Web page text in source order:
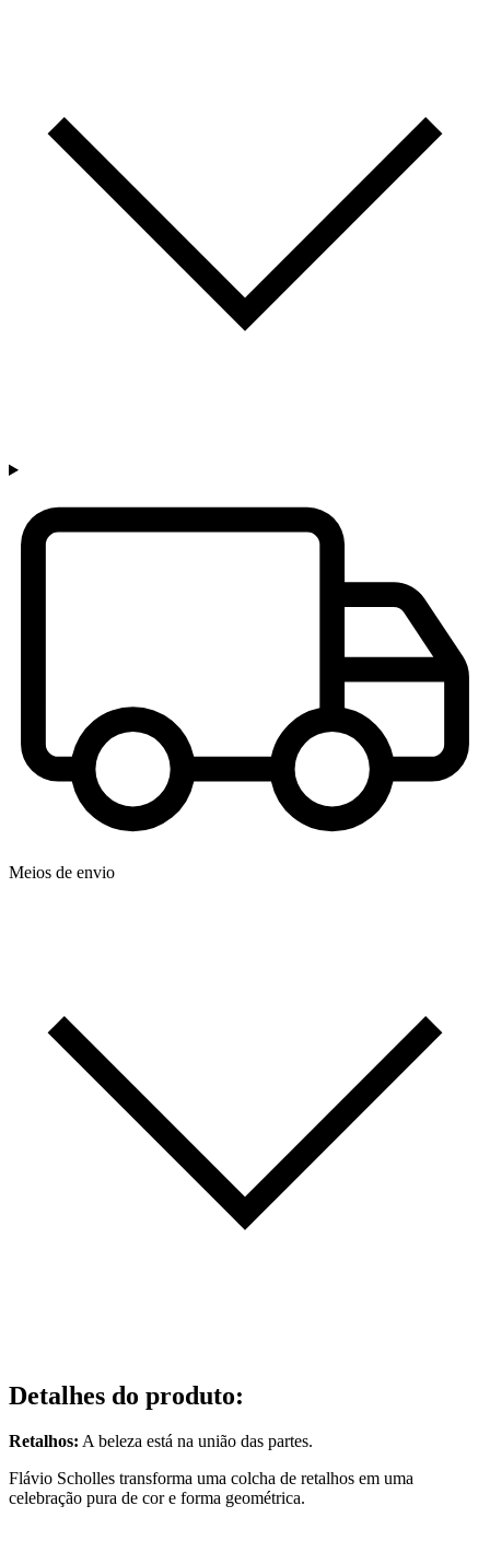
Meios de envio
Detalhes do produto:
Retalhos: A beleza está na união das partes.
Flávio Scholles transforma uma colcha de retalhos em uma
celebração pura de cor e forma geométrica.